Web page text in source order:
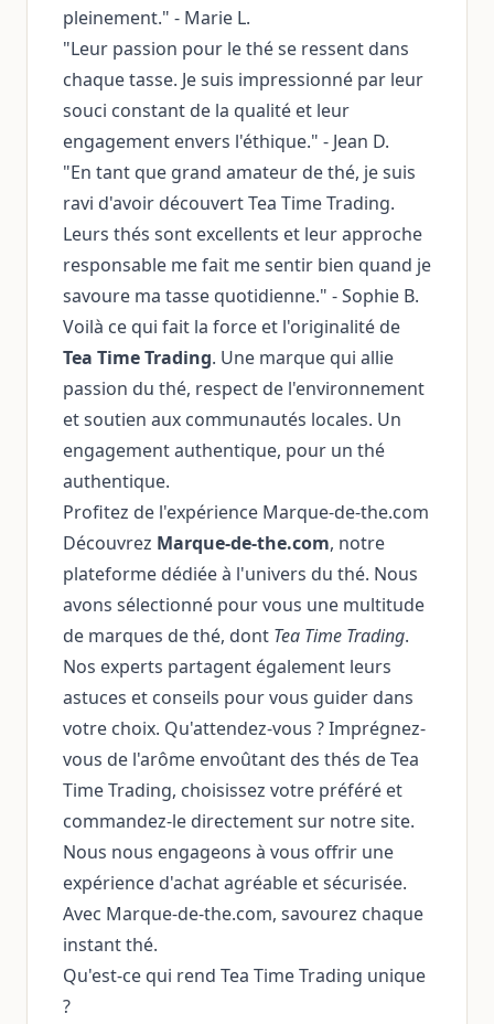
pleinement." - Marie L.
"Leur passion pour le thé se ressent dans
chaque tasse. Je suis impressionné par leur
souci constant de la qualité et leur
engagement envers l'éthique." - Jean D.
"En tant que grand amateur de thé, je suis
ravi d'avoir découvert Tea Time Trading.
Leurs thés sont excellents et leur approche
responsable me fait me sentir bien quand je
savoure ma tasse quotidienne." - Sophie B.
Voilà ce qui fait la force et l'originalité de
Tea Time Trading. Une marque qui allie
passion du thé, respect de l'environnement
et soutien aux communautés locales. Un
engagement authentique, pour un thé
authentique.
Profitez de l'expérience Marque-de-the.com
Découvrez Marque-de-the.com, notre
plateforme dédiée à l'univers du thé. Nous
avons sélectionné pour vous une multitude
de marques de thé, dont Tea Time Trading.
Nos experts partagent également leurs
astuces et conseils pour vous guider dans
votre choix. Qu'attendez-vous ? Imprégnez-
vous de l'arôme envoûtant des thés de Tea
Time Trading, choisissez votre préféré et
commandez-le directement sur notre site.
Nous nous engageons à vous offrir une
expérience d'achat agréable et sécurisée.
Avec Marque-de-the.com, savourez chaque
instant thé.
Qu'est-ce qui rend Tea Time Trading unique
?